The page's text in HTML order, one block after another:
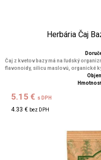
Herbária Čaj
Čaj z kvetov bazy má na ľudský
flavonoidy, silicu maslovú, organické
5.15 € s DPH
4.33 € bez DPH